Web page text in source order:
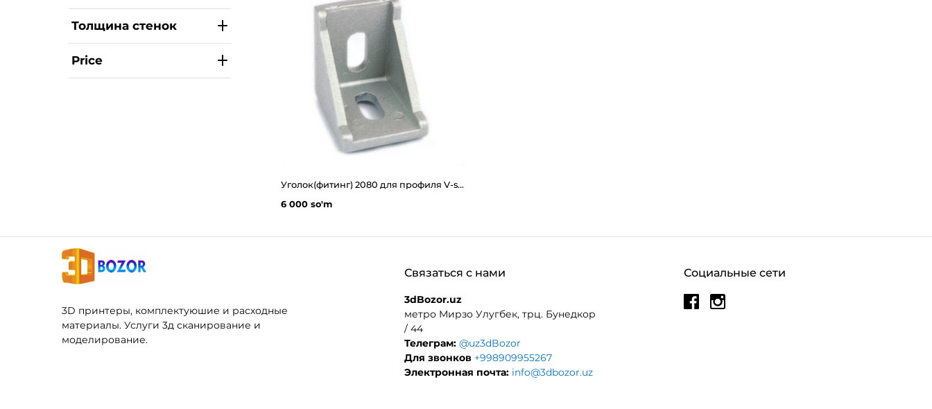
Толщина стенок
Price
Уголок(фитинг) 2080 для профиля V-slot 20х20
6 000 so'm
3D принтеры, комплектуюшие и расходные
материалы. Услуги 3д сканирование и
моделирование.
Социальные сети
Связаться с нами
3dBozor.uz
метро Мирзо Улугбек, трц. Бунедкор
/ 44
Телеграм: @uz3dBozor
Для звонков +998909955267
Электронная почта: info@3dbozor.uz